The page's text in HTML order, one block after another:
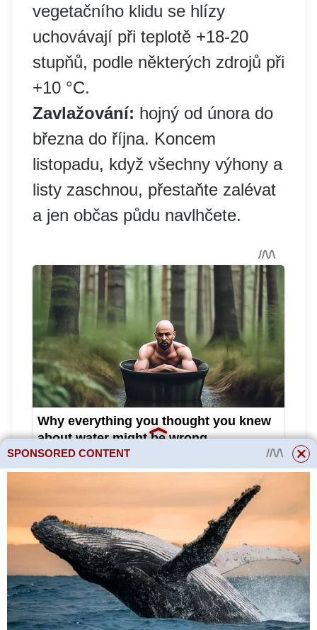
vegetačního klidu se hlízy
uchovávají při teplotě +18-20
stupňů, podle některých zdrojů při
+10 °C.
Zavlažování: hojný od února do
března do října. Koncem
listopadu, když všechny výhony a
listy zaschnou, přestaňte zalévat
a jen občas půdu navlhčete.
SPONSORED CONTENT